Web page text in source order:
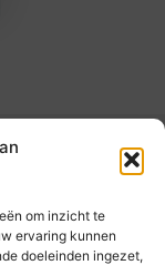
om inzicht te
ervaring kunnen
doeleinden ingezet,